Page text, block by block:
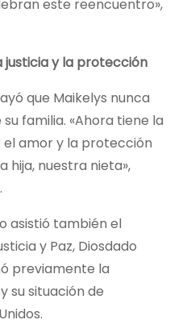
este reencuentro»,
justicia y la protección
que Maikelys nunca
familia. «Ahora tiene la
amor y la protección
hija, nuestra nieta»,
asistió también el
y Paz, Diosdado
previamente la
su situación de